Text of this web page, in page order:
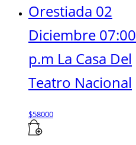
Orestiada 02
Diciembre 07:00
p.m La Casa Del
Teatro Nacional
$58000